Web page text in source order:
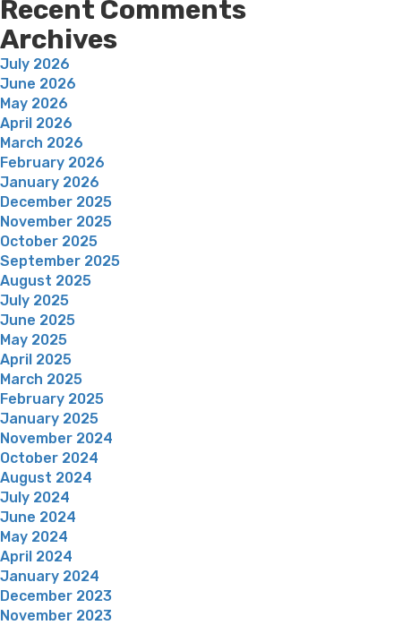
Recent Comments
Archives
July 2026
June 2026
May 2026
April 2026
March 2026
February 2026
January 2026
December 2025
November 2025
October 2025
September 2025
August 2025
July 2025
June 2025
May 2025
April 2025
March 2025
February 2025
January 2025
November 2024
October 2024
August 2024
July 2024
June 2024
May 2024
April 2024
January 2024
December 2023
November 2023